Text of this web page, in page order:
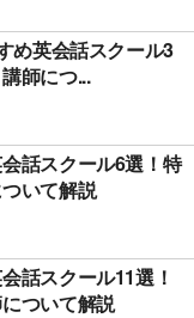
め英会話スクール3
師につ...
話スクール6選！特
いて解説
話スクール11選！
ついて解説